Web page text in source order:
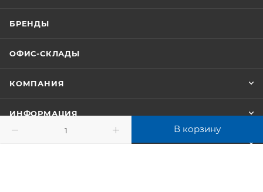
В корзину
БРЕНДЫ
ОФИС-СКЛАДЫ
КОМПАНИЯ
ИНФОРМАЦИЯ